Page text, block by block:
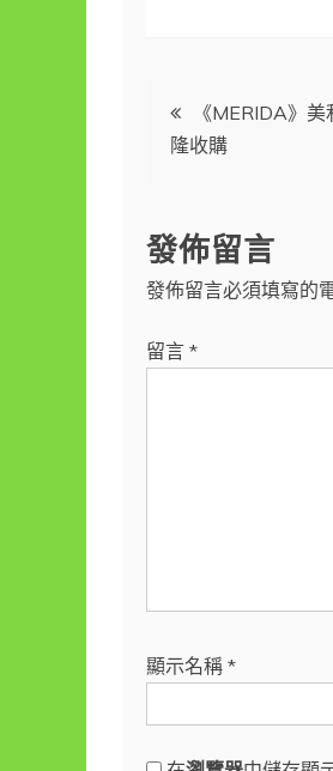
文
章
導
覽
《MERIDA》
隆收購
發佈留言
發佈留言必須填寫的
留言 *
顯示名稱 *